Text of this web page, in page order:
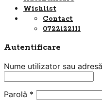
Wishlist
Contact
0722122111
Autentificare
Nume utilizator sau
Parolă *